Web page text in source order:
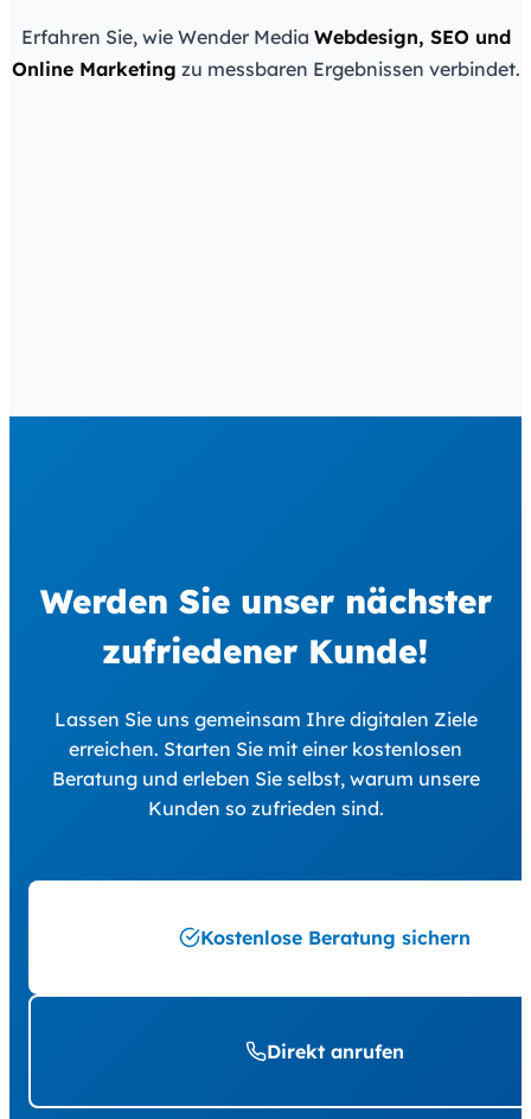
Erfahren Sie, wie Wender Media Webdesign, SEO und
Online Marketing zu messbaren Ergebnissen verbindet.
Wender Media — Webdesign & SEO aus Halle
Werden Sie unser nächster
zufriedener Kunde!
Lassen Sie uns gemeinsam Ihre digitalen Ziele
erreichen. Starten Sie mit einer kostenlosen
Beratung und erleben Sie selbst, warum unsere
Kunden so zufrieden sind.
Kostenlose Beratung sichern
Direkt anrufen